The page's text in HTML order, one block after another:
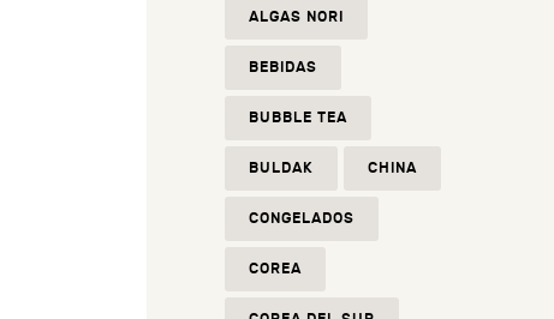
ALGAS NORI
BEBIDAS
BUBBLE TEA
BULDAK CHINA
CONGELADOS
COREA